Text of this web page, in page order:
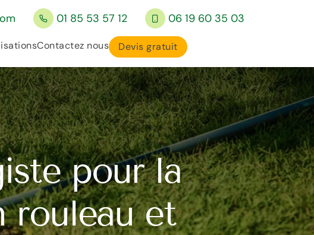
01 85 53 57 12 06 19 60 35 03
Contactez nous Devis gratuit
pour la
rouleau et